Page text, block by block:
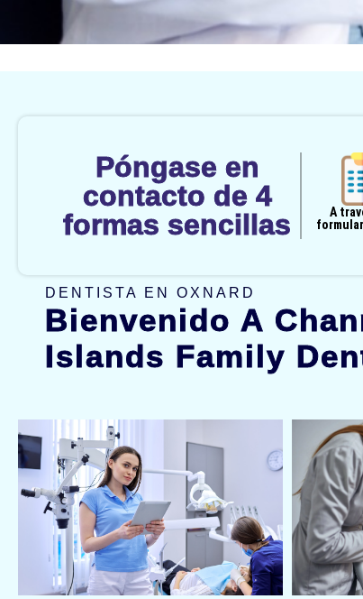
Póngase en
contacto de 4
formas sencillas
A
DENTISTA EN OXNARD
Bienvenido A
Islands Family